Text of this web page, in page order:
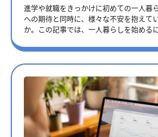
進学や就職をきっかけに初めての一人暮
への期待と同時に、様々な不安を抱えて
か。この記事では、一人暮らしを始める
す。一人暮らしの賃貸物件を選ぶポイン
部屋をお探しの方は、ぜひごらんください。 一人暮らしの準
主な費用は、賃貸物件契約、引越し、家
に賃貸契約の初期費用は大きな出費と
かせません。それぞれの具体的な金額と
ポイントをご紹介します。 賃貸物件契約 賃貸物件契約には、以下の
費用がかかります。 ・敷金：家賃の1～2か月分 ・礼金：家賃の1～